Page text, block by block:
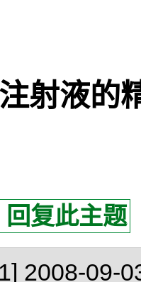
射液的
回复此主题
2008-09-